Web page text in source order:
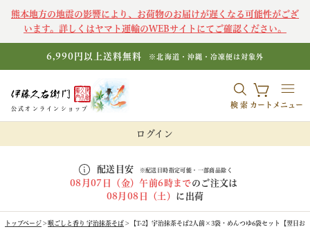
熊本地方の地震の影響により、お荷物のお届けが遅くなる可能性がござ
います。詳しくはヤマト運輸のWEBサイトにてご確認ください。
6,990円以上送料無料 ※北海道・沖縄・冷凍便は対象外
公式オンラインショップ 検索 カート メニュー
ログイン
配送目安 ※配送日時指定可能・一部商品除く
08月07日（金）午前6時までのご注文は
08月08日（土） に出荷
トップページ 喉ごしと香り 宇治抹茶そば 【T-2】宇治抹茶そば2人前×3袋・めんつゆ6袋セット【翌日